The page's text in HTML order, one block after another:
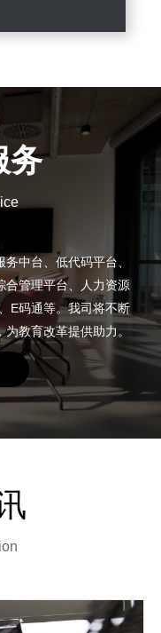
务
中台、低代码平台、
合管理平台、人力资源
E码通等。我司将不断
为教育改革提供助力。